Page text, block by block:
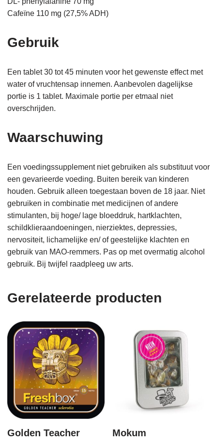
Cafeïne 110 mg (27,5% ADH)
Gebruik
Een tablet 30 tot 45 minuten voor het gewenste effect met
water of vruchtensap innemen. Aanbevolen dagelijkse
portie is 1 tablet. Maximale portie per etmaal niet
overschrijden.
Waarschuwing
Een voedingssupplement niet gebruiken als substituut voor
een gevarieerde voeding. Buiten bereik van kinderen
houden. Gebruik alleen toegestaan boven de 18 jaar. Niet
gebruiken in combinatie met medicijnen of andere
stimulanten, bij hoge/ lage bloeddruk, hartklachten,
schildklieraandoeningen, nierziektes, depressies,
nervositeit, lichamelijke en/ of geestelijke klachten en
gebruik van MAO-remmers. Pas op met overmatig alcohol
gebruik. Bij twijfel raadpleeg uw arts.
Gerelateerde producten
Golden Teacher Mokum